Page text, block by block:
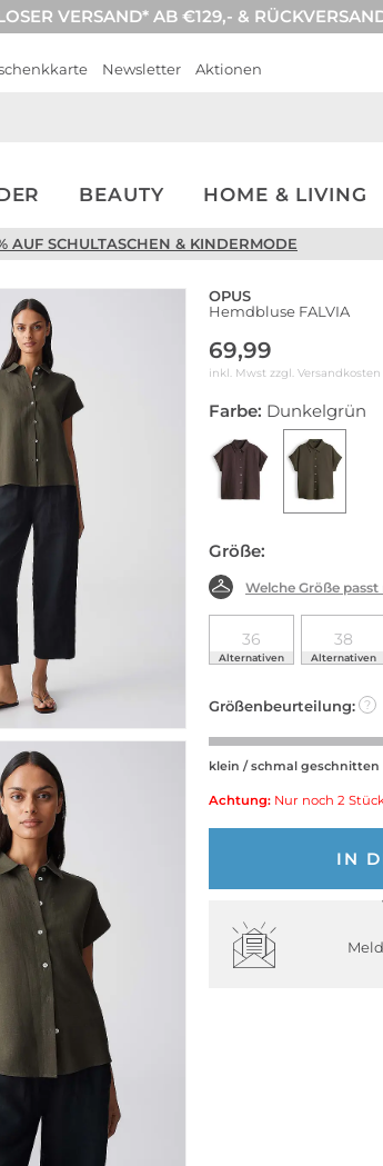
VERSAND* AB €129,- &
Newsletter Aktionen
BEAUTY HOME & LIVING
AUF SCHULTASCHEN & KINDERMODE
OPUS
Hemdbluse FALVIA
69,99
inkl. Mwst zzgl. Versandkosten
Farbe: Dunkelgrün
Größe:
Welche Größe passt
36
Alternativen
38
Alternativen
Größenbeurteilung: ?
klein / schmal geschnitten
Achtung: Nur noch 2
IN